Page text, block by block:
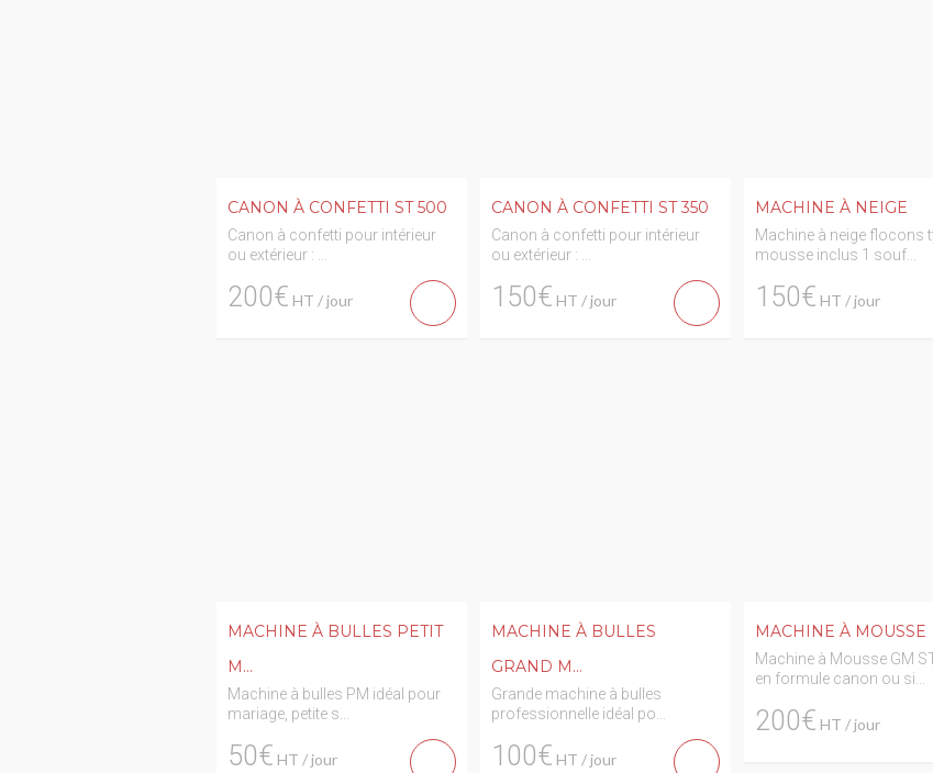
CANON À CONFETTI ST 500
Canon à confetti pour intérieur
ou extérieur : ...
200€ HT / jour
CANON À CONFETTI ST 350
Canon à confetti pour intérieur
ou extérieur : ...
150€ HT / jour
MACHINE À NEIGE
Machine à neige flocons
mousse inclus 1 souf...
150€ HT / jour
MACHINE À BULLES PETIT
M...
Machine à bulles PM idéal pour
mariage, petite s...
50€ HT / jour
MACHINE À BULLES
GRAND M...
Grande machine à bulles
professionnelle idéal po...
100€ HT / jour
MACHINE À MOUSSE
Machine à Mousse GM
en formule canon ou si...
200€ HT / jour